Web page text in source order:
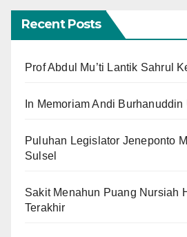
Recent Posts
Prof Abdul Mu’ti Lantik Sahrul
In Memoriam Andi Burhanuddin
Puluhan Legislator Jeneponto
Sulsel
Sakit Menahun Puang Nursiah
Terakhir